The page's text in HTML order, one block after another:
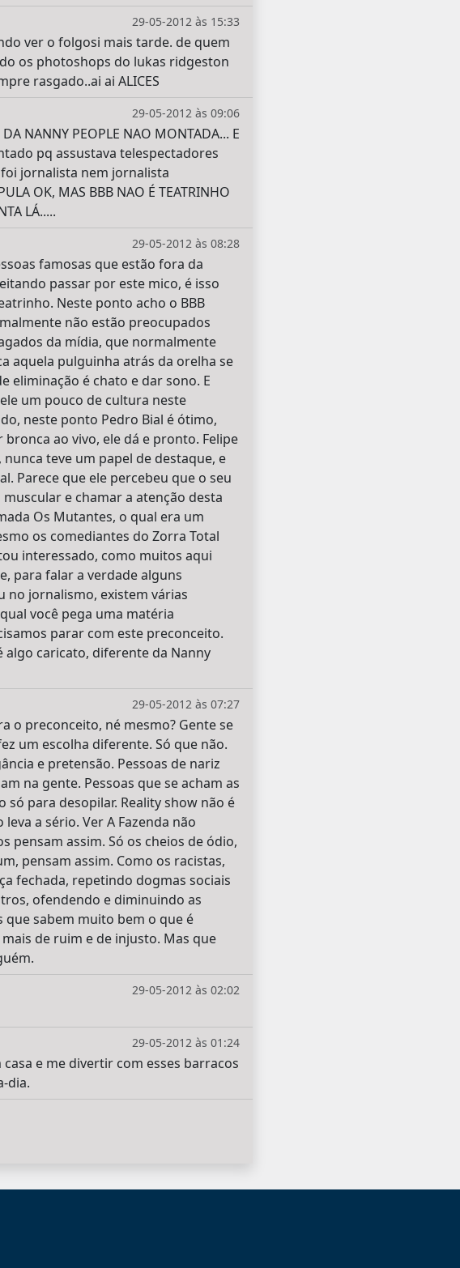
29-05-2012 às 15:33
ver o folgosi mais tarde. de quem
os photoshops do lukas ridgeston
rasgado..ai ai ALICES
29-05-2012 às 09:06
NANNY PEOPLE NAO MONTADA... E
pq assustava telespectadores
foi jornalista nem jornalista
OK, MAS BBB NAO É TEATRINHO
LÁ.....
29-05-2012 às 08:28
famosas que estão fora da
passar por este mico, é isso
Neste ponto acho o BBB
não estão preocupados
da mídia, que normalmente
aquela pulguinha atrás da orelha se
eliminação é chato e dar sono. E
um pouco de cultura neste
neste ponto Pedro Bial é ótimo,
ao vivo, ele dá e pronto. Felipe
teve um papel de destaque, e
Parece que ele percebeu que o seu
e chamar a atenção desta
Os Mutantes, o qual era um
os comediantes do Zorra Total
interessado, como muitos aqui
para falar a verdade alguns
no jornalismo, existem várias
você pega uma matéria
parar com este preconceito.
algo caricato, diferente da Nanny
29-05-2012 às 07:27
o preconceito, né mesmo? Gente se
um escolha diferente. Só que não.
e pretensão. Pessoas de nariz
na gente. Pessoas que se acham as
para desopilar. Reality show não é
a sério. Ver A Fazenda não
pensam assim. Só os cheios de ódio,
pensam assim. Como os racistas,
fechada, repetindo dogmas sociais
ofendendo e diminuindo as
sabem muito bem o que é
de ruim e de injusto. Mas que
29-05-2012 às 02:02
29-05-2012 às 01:24
e me divertir com esses barracos
dia.